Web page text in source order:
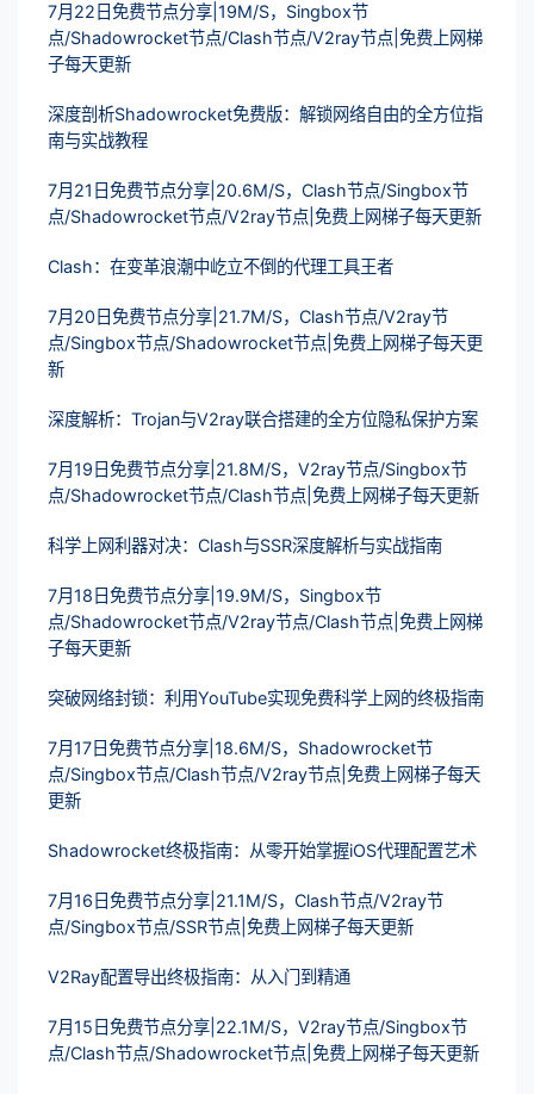
7月22日免费节点分享|19M/S，Singbox节
点/Shadowrocket节点/Clash节点/V2ray节点|免费上网梯
子每天更新
深度剖析Shadowrocket免费版：解锁网络自由的全方位指
南与实战教程
7月21日免费节点分享|20.6M/S，Clash节点/Singbox节
点/Shadowrocket节点/V2ray节点|免费上网梯子每天更新
Clash：在变革浪潮中屹立不倒的代理工具王者
7月20日免费节点分享|21.7M/S，Clash节点/V2ray节
点/Singbox节点/Shadowrocket节点|免费上网梯子每天更
新
深度解析：Trojan与V2ray联合搭建的全方位隐私保护方案
7月19日免费节点分享|21.8M/S，V2ray节点/Singbox节
点/Shadowrocket节点/Clash节点|免费上网梯子每天更新
科学上网利器对决：Clash与SSR深度解析与实战指南
7月18日免费节点分享|19.9M/S，Singbox节
点/Shadowrocket节点/V2ray节点/Clash节点|免费上网梯
子每天更新
突破网络封锁：利用YouTube实现免费科学上网的终极指南
7月17日免费节点分享|18.6M/S，Shadowrocket节
点/Singbox节点/Clash节点/V2ray节点|免费上网梯子每天
更新
Shadowrocket终极指南：从零开始掌握iOS代理配置艺术
7月16日免费节点分享|21.1M/S，Clash节点/V2ray节
点/Singbox节点/SSR节点|免费上网梯子每天更新
V2Ray配置导出终极指南：从入门到精通
7月15日免费节点分享|22.1M/S，V2ray节点/Singbox节
点/Clash节点/Shadowrocket节点|免费上网梯子每天更新